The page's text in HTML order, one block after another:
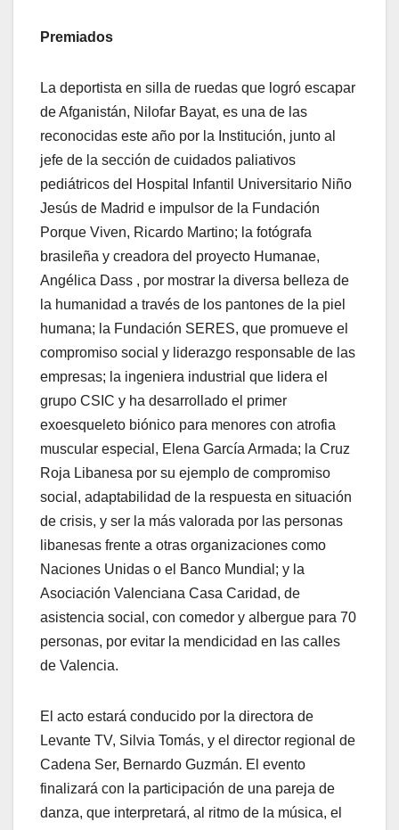
Premiados
La deportista en silla de ruedas que logró escapar
de Afganistán, Nilofar Bayat, es una de las
reconocidas este año por la Institución, junto al
jefe de la sección de cuidados paliativos
pediátricos del Hospital Infantil Universitario Niño
Jesús de Madrid e impulsor de la Fundación
Porque Viven, Ricardo Martino; la fotógrafa
brasileña y creadora del proyecto Humanae,
Angélica Dass , por mostrar la diversa belleza de
la humanidad a través de los pantones de la piel
humana; la Fundación SERES, que promueve el
compromiso social y liderazgo responsable de las
empresas; la ingeniera industrial que lidera el
grupo CSIC y ha desarrollado el primer
exoesqueleto biónico para menores con atrofia
muscular especial, Elena García Armada; la Cruz
Roja Libanesa por su ejemplo de compromiso
social, adaptabilidad de la respuesta en situación
de crisis, y ser la más valorada por las personas
libanesas frente a otras organizaciones como
Naciones Unidas o el Banco Mundial; y la
Asociación Valenciana Casa Caridad, de
asistencia social, con comedor y albergue para 70
personas, por evitar la mendicidad en las calles
de Valencia.
El acto estará conducido por la directora de
Levante TV, Silvia Tomás, y el director regional de
Cadena Ser, Bernardo Guzmán. El evento
finalizará con la participación de una pareja de
danza, que interpretará, al ritmo de la música, el